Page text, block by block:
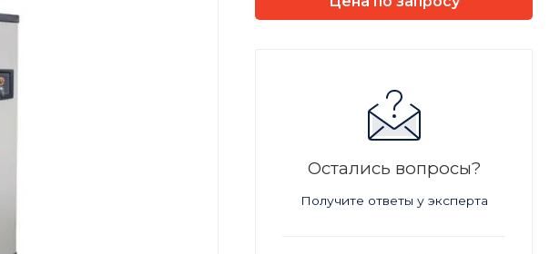
Остались вопросы?
Получите ответы у эксперта